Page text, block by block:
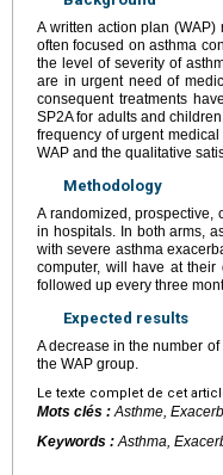
A written action plan
often focused on asthma
the level of severity of
are in urgent need of
consequent treatments
SP2A for adults and
frequency of urgent
WAP and the qualitative
Methodology
A randomized, prospective,
in hospitals. In both arms,
with severe asthma
computer, will have at
followed up every three
Expected results
A decrease in the number
the WAP group.
Le texte complet de cet
Mots clés :Asthme,
Keywords :Asthma,